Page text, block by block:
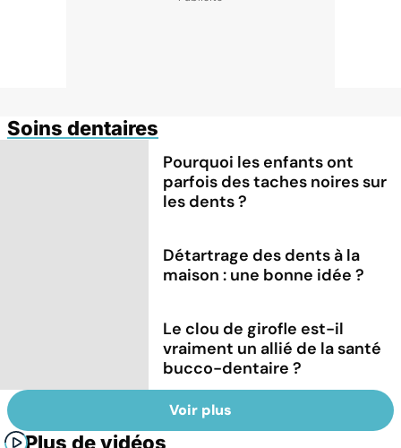
Soins dentaires
Pourquoi les enfants ont
parfois des taches noires sur
les dents ?
Détartrage des dents à la
maison : une bonne idée ?
Le clou de girofle est-il
vraiment un allié de la santé
bucco-dentaire ?
Voir plus
Plus de vidéos